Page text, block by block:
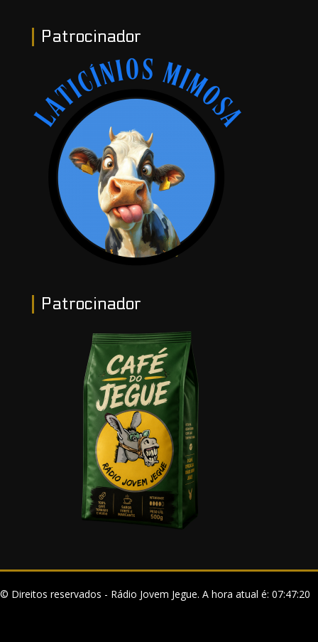
Patrocinador
Patrocinador
© Direitos reservados - Rádio Jovem Jegue. A hora atual é: 07:47:20